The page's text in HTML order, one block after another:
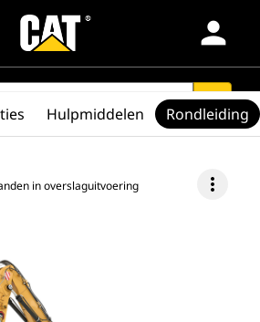
person
search
in overslaguitvoering more_vert
Hulpmiddelen Rondleiding